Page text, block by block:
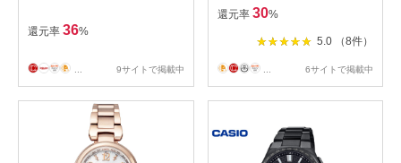
還元率 36%
9サイトで掲載中
還元率 30%
5.0 （8件）
6サイトで掲載中